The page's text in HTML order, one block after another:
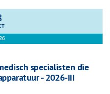
specialisten die
- 2026-III